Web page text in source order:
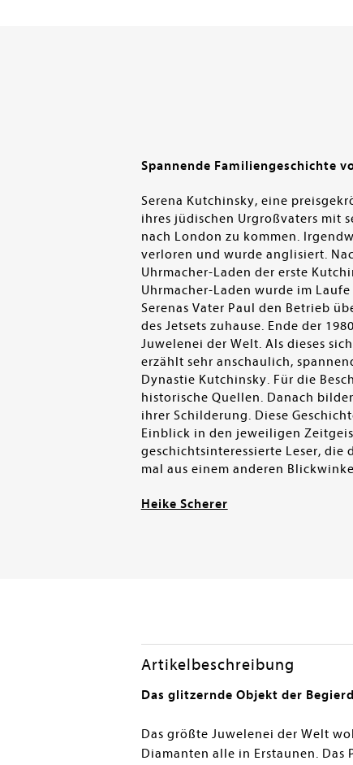
Spannende Familiengeschichte
Serena Kutchinsky, eine
ihres jüdischen Urgroßvaters mit
nach London zu kommen.
verloren und wurde anglisiert.
Uhrmacher-Laden der erste
Uhrmacher-Laden wurde im
Serenas Vater Paul den Betrieb
des Jetsets zuhause. Ende der
Juwelenei der Welt. Als dieses
erzählt sehr anschaulich,
Dynastie Kutchinsky. Für die
historische Quellen. Danach
ihrer Schilderung. Diese
Einblick in den jeweiligen
geschichtsinteressierte Leser, die
mal aus einem anderen
Heike Scherer
Artikelbeschreibung
Das glitzernde Objekt der
Das größte Juwelenei der Welt
Diamanten alle in Erstaunen.